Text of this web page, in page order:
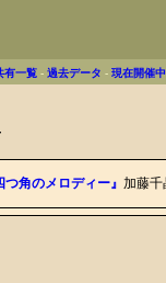
有一覧 -過去データ -現在開催中
つ角のメロディー』 加藤